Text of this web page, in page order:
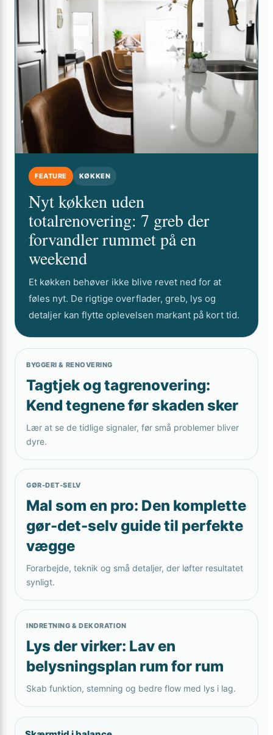
FEATURE KØKKEN
Nyt køkken uden
totalrenovering: 7 greb der
forvandler rummet på en
weekend
Et køkken behøver ikke blive revet ned for at
føles nyt. De rigtige overflader, greb, lys og
detaljer kan flytte oplevelsen markant på kort tid.
BYGGERI & RENOVERING
Tagtjek og tagrenovering:
Kend tegnene før skaden sker
Lær at se de tidlige signaler, før små problemer bliver
dyre.
GØR-DET-SELV
Mal som en pro: Den komplette
gør-det-selv guide til perfekte
vægge
Forarbejde, teknik og små detaljer, der løfter resultatet
synligt.
INDRETNING & DEKORATION
Lys der virker: Lav en
belysningsplan rum for rum
Skab funktion, stemning og bedre flow med lys i lag.